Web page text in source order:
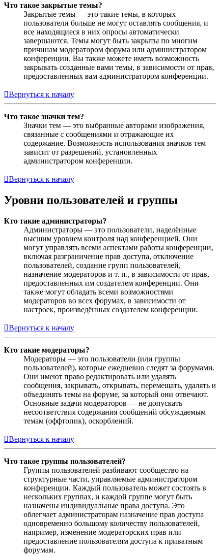
Что такое закрытые темы?
Закрытые темы — это такие темы, в которых
пользователи больше не могут оставлять сообщения, и
все находящиеся в них опросы автоматически
завершаются. Темы могут быть закрыты по многим
причинам модератором форума или администратором
конференции. Вы также можете иметь возможность
закрывать созданные вами темы, в зависимости от прав,
предоставленных вам администратором конференции.
Вернуться к началу
Что такое значки тем?
Значки тем — это выбранные авторами изображения,
связанные с сообщениями и отражающие их
содержание. Возможность использования значков тем
зависит от разрешений, установленных
администратором конференции.
Вернуться к началу
Уровни пользователей и группы
Кто такие администраторы?
Администраторы — это пользователи, наделённые
высшим уровнем контроля над конференцией. Они
могут управлять всеми аспектами работы конференции,
включая разграничение прав доступа, отключение
пользователей, создание групп пользователей,
назначение модераторов и т. п., в зависимости от прав,
предоставленных им создателем конференции. Они
также могут обладать всеми возможностями
модераторов во всех форумах, в зависимости от
настроек, произведённых создателем конференции.
Вернуться к началу
Кто такие модераторы?
Модераторы — это пользователи (или группы
пользователей), которые ежедневно следят за форумами.
Они имеют право редактировать или удалять
сообщения, закрывать, открывать, перемещать, удалять и
объединять темы на форуме, за который они отвечают.
Основные задачи модераторов — не допускать
несоответствия содержания сообщений обсуждаемым
темам (оффтопик), оскорблений.
Вернуться к началу
Что такое группы пользователей?
Группы пользователей разбивают сообщество на
структурные части, управляемые администратором
конференции. Каждый пользователь может состоять в
нескольких группах, и каждой группе могут быть
назначены индивидуальные права доступа. Это
облегчает администраторам назначение прав доступа
одновременно большому количеству пользователей,
например, изменение модераторских прав или
предоставление пользователям доступа к приватным
форумам.